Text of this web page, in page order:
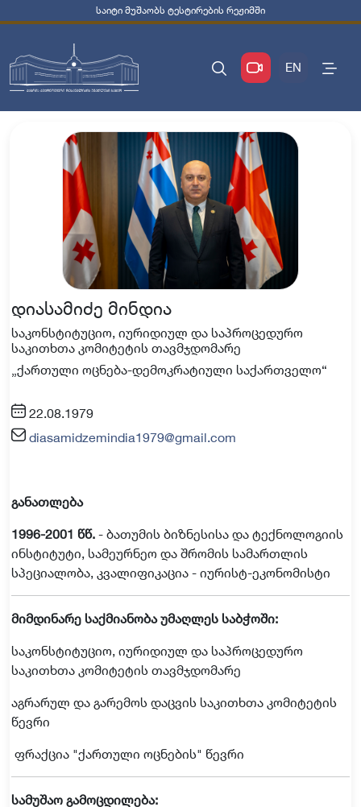
საიტი მუშაობს ტესტირების რეჟიმში
EN
დიასამიძე მინდია
საკონსტიტუციო, იურიდიულ და საპროცედურო
საკითხთა კომიტეტის თავმჯდომარე
„ქართული ოცნება-დემოკრატიული საქართველო“
22.08.1979
diasamidzemindia1979@gmail.com
განათლება
1996-2001 წწ. - ბათუმის ბიზნესისა და ტექნოლოგიის
ინსტიტუტი, სამეურნეო და შრომის სამართლის
სპეციალობა, კვალიფიკაცია - იურისტ-ეკონომისტი
მიმდინარე საქმიანობა უმაღლეს საბჭოში:
საკონსტიტუციო, იურიდიულ და საპროცედურო
საკითხთა კომიტეტის თავმჯდომარე
აგრარულ და გარემოს დაცვის საკითხთა კომიტეტის
წევრი
ფრაქცია "ქართული ოცნების" წევრი
სამუშაო გამოცდილება: